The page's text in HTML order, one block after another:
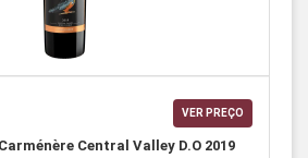
VER PREÇO
Central Valley D.O 2019